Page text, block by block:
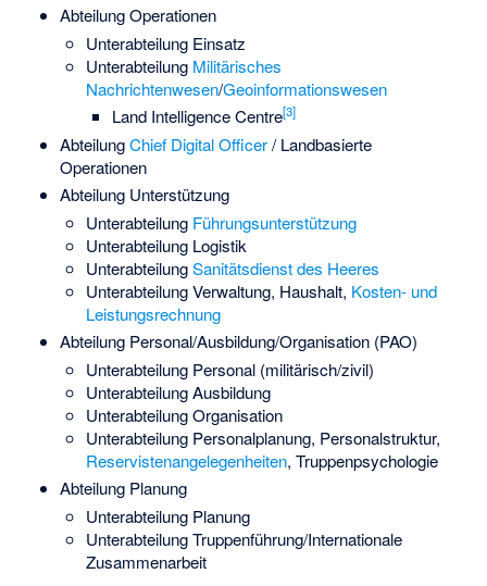
Abteilung Operationen
Unterabteilung Einsatz
Unterabteilung Militärisches
Nachrichtenwesen/Geoinformationswesen
Land Intelligence Centre[3]
AbteilungChief Digital Officer/ Landbasierte
Operationen
Abteilung Unterstützung
Unterabteilung Führungsunterstützung
Unterabteilung Logistik
UnterabteilungSanitätsdienst des Heeres
Unterabteilung Verwaltung, Haushalt, Kosten- und
Leistungsrechnung
Abteilung Personal/Ausbildung/Organisation (PAO)
Unterabteilung Personal (militärisch/zivil)
Unterabteilung Ausbildung
Unterabteilung Organisation
Unterabteilung Personalplanung, Personalstruktur,
Reservistenangelegenheiten, Truppenpsychologie
Abteilung Planung
Unterabteilung Planung
Unterabteilung Truppenführung/Internationale
Zusammenarbeit